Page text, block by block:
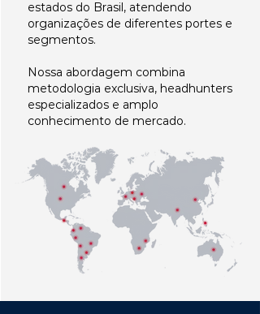
estados do Brasil, atendendo
organizações de diferentes portes e
segmentos.
Nossa abordagem combina
metodologia exclusiva, headhunters
especializados e amplo
conhecimento de mercado.